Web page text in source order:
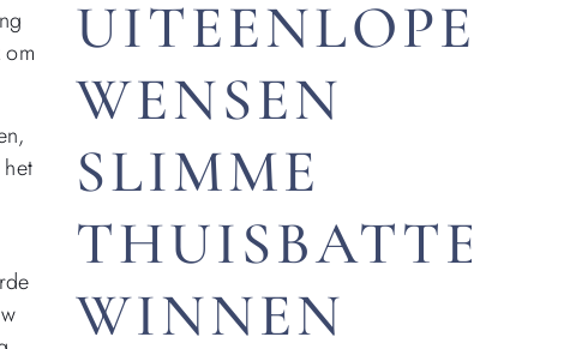
WENSEN
SLIMME
WINNEN